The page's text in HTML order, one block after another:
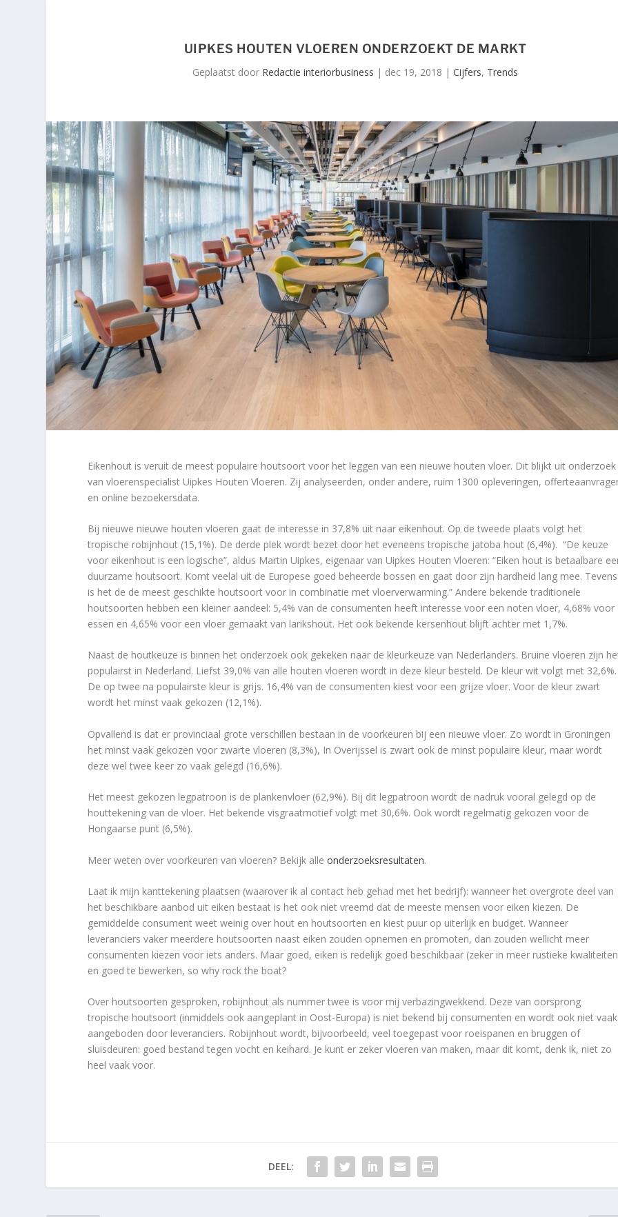
UIPKES HOUTEN VLOEREN ONDERZOEKT DE MARKT
Geplaatst door Redactie interiorbusiness | dec 19, 2018 | Cijfers, Trends
Eikenhout is veruit de meest populaire houtsoort voor het leggen van een nieuwe houten vloer. Dit blijkt uit onderzoek
van vloerenspecialist Uipkes Houten Vloeren. Zij analyseerden, onder andere, ruim 1300 opleveringen,
en online bezoekersdata.
Bij nieuwe nieuwe houten vloeren gaat de interesse in 37,8% uit naar eikenhout. Op de tweede plaats volgt het
tropische robijnhout (15,1%). De derde plek wordt bezet door het eveneens tropische jatoba hout (6,4%). “De keuze
voor eikenhout is een logische”, aldus Martin Uipkes, eigenaar van Uipkes Houten Vloeren: “Eiken hout is betaalbare
duurzame houtsoort. Komt veelal uit de Europese goed beheerde bossen en gaat door zijn hardheid lang mee. Tevens
is het de de meest geschikte houtsoort voor in combinatie met vloerverwarming.” Andere bekende traditionele
houtsoorten hebben een kleiner aandeel: 5,4% van de consumenten heeft interesse voor een noten vloer, 4,68% voor
essen en 4,65% voor een vloer gemaakt van larikshout. Het ook bekende kersenhout blijft achter met 1,7%.
Naast de houtkeuze is binnen het onderzoek ook gekeken naar de kleurkeuze van Nederlanders. Bruine vloeren zijn
populairst in Nederland. Liefst 39,0% van alle houten vloeren wordt in deze kleur besteld. De kleur wit volgt met 32,6%.
De op twee na populairste kleur is grijs. 16,4% van de consumenten kiest voor een grijze vloer. Voor de kleur zwart
wordt het minst vaak gekozen (12,1%).
Opvallend is dat er provinciaal grote verschillen bestaan in de voorkeuren bij een nieuwe vloer. Zo wordt in Groningen
het minst vaak gekozen voor zwarte vloeren (8,3%), In Overijssel is zwart ook de minst populaire kleur, maar wordt
deze wel twee keer zo vaak gelegd (16,6%).
Het meest gekozen legpatroon is de plankenvloer (62,9%). Bij dit legpatroon wordt de nadruk vooral gelegd op de
houttekening van de vloer. Het bekende visgraatmotief volgt met 30,6%. Ook wordt regelmatig gekozen voor de
Hongaarse punt (6,5%).
Meer weten over voorkeuren van vloeren? Bekijk alleonderzoeksresultaten.
Laat ik mijn kanttekening plaatsen (waarover ik al contact heb gehad met het bedrijf): wanneer het overgrote deel van
het beschikbare aanbod uit eiken bestaat is het ook niet vreemd dat de meeste mensen voor eiken kiezen. De
gemiddelde consument weet weinig over hout en houtsoorten en kiest puur op uiterlijk en budget. Wanneer
leveranciers vaker meerdere houtsoorten naast eiken zouden opnemen en promoten, dan zouden wellicht meer
consumenten kiezen voor iets anders. Maar goed, eiken is redelijk goed beschikbaar (zeker in meer rustieke
en goed te bewerken, so why rock the boat?
Over houtsoorten gesproken, robijnhout als nummer twee is voor mij verbazingwekkend. Deze van oorsprong
tropische houtsoort (inmiddels ook aangeplant in Oost-Europa) is niet bekend bij consumenten en wordt ook niet vaak
aangeboden door leveranciers. Robijnhout wordt, bijvoorbeeld, veel toegepast voor roeispanen en bruggen of
sluisdeuren: goed bestand tegen vocht en keihard. Je kunt er zeker vloeren van maken, maar dit komt, denk ik, niet zo
heel vaak voor.
DEEL: